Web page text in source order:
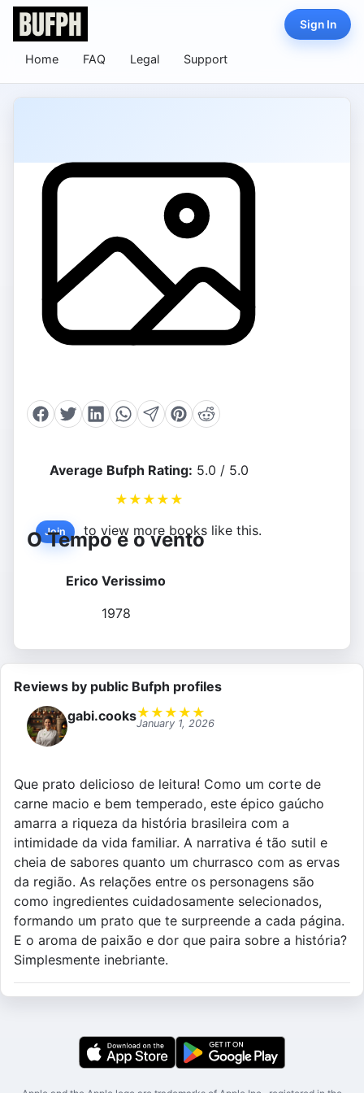
Home FAQ Legal Support
Sign In
Average Bufph Rating: 5.0 / 5.0
★ ★ ★ ★ ★
Join to view more books like this.
O Tempo e o vento
Erico Verissimo
1978
Reviews by public Bufph profiles
gabi.cooks★ ★ ★ ★ ★
January 1, 2026
Que prato delicioso de leitura! Como um corte de
carne macio e bem temperado, este épico gaúcho
amarra a riqueza da história brasileira com a
intimidade da vida familiar. A narrativa é tão sutil e
cheia de sabores quanto um churrasco com as ervas
da região. As relações entre os personagens são
como ingredientes cuidadosamente selecionados,
formando um prato que te surpreende a cada página.
E o aroma de paixão e dor que paira sobre a história?
Simplesmente inebriante.